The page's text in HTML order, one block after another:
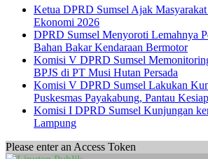
Ketua DPRD Sumsel Ajak Masyarakat
Ekonomi 2026
DPRD Sumsel Menyoroti Lemahnya
Bahan Bakar Kendaraan Bermotor
Komisi V DPRD Sumsel
BPJS di PT Musi Hutan Persada
Komisi V DPRD Sumsel Lakukan
Puskesmas Payakabung, Pantau
Komisi I DPRD Sumsel Kunjungan
Lampung
Please enter an Access Token